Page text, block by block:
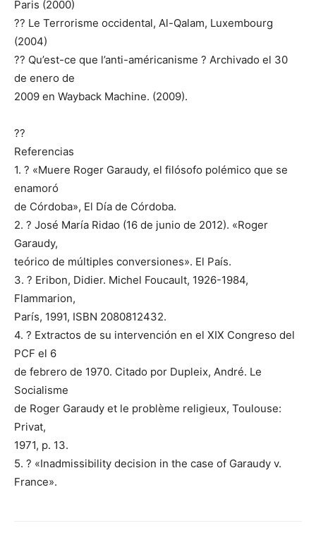
Paris (2000)
?? Le Terrorisme occidental, Al-Qalam, Luxembourg
(2004)
?? Qu’est-ce que l’anti-américanisme ? Archivado el 30
de enero de
2009 en Wayback Machine. (2009).
??
Referencias
1. ? «Muere Roger Garaudy, el filósofo polémico que se
enamoró
de Córdoba», El Día de Córdoba.
2. ? José María Ridao (16 de junio de 2012). «Roger
Garaudy,
teórico de múltiples conversiones». El País.
3. ? Eribon, Didier. Michel Foucault, 1926-1984,
Flammarion,
París, 1991, ISBN 2080812432.
4. ? Extractos de su intervención en el XIX Congreso del
PCF el 6
de febrero de 1970. Citado por Dupleix, André. Le
Socialisme
de Roger Garaudy et le problème religieux, Toulouse:
Privat,
1971, p. 13.
5. ? «Inadmissibility decision in the case of Garaudy v.
France».